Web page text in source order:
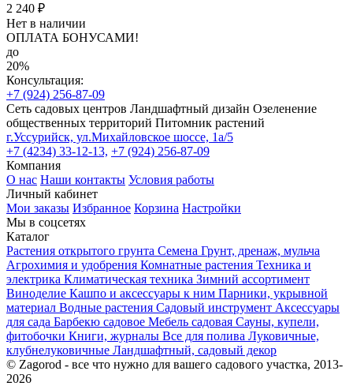
2 240 ₽
Нет в наличии
ОПЛАТА БОНУСАМИ!
до
20%
Консультация:
+7 (924) 256-87-09
Сеть садовых центров Ландшафтный дизайн Озеленение
общественных территорий Питомник растений
г.Уссурийск, ул.Михайловское шоссе, 1а/5
+7 (4234) 33-12-13, +7 (924) 256-87-09
Компания
О нас Наши контакты Условия работы
Личный кабинет
Мои заказы Избранное Корзина Настройки
Мы в соцсетях
Каталог
Растения открытого грунта Семена Грунт, дренаж, мульча
Агрохимия и удобрения Комнатные растения Техника и
электрика Климатическая техника Зимний ассортимент
Виноделие Кашпо и аксессуары к ним Парники, укрывной
материал Водные растения Садовый инструмент Аксессуары
для сада Барбекю садовое Мебель садовая Сауны, купели,
фитобочки Книги, журналы Все для полива Луковичные,
клубнелуковичные Ландшафтный, садовый декор
© Zagorod - все что нужно для вашего садового участка, 2013-
2026